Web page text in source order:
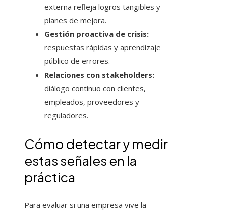
externa refleja logros tangibles y
planes de mejora.
Gestión proactiva de crisis:
respuestas rápidas y aprendizaje
público de errores.
Relaciones con stakeholders:
diálogo continuo con clientes,
empleados, proveedores y
reguladores.
Cómo detectar y medir
estas señales en la
práctica
Para evaluar si una empresa vive la